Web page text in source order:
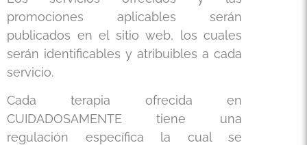
promociones aplicables serán
publicados en el sitio web, los cuales
serán identificables y atribuibles a cada
servicio.
Cada terapia ofrecida en
CUIDADOSAMENTE tiene una
regulación específica la cual se